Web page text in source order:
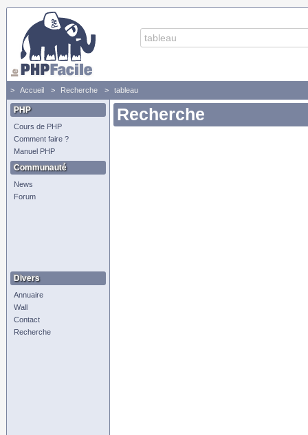
Accueil Recherche tableau
PHP
Cours de PHP
Comment faire ?
Manuel PHP
Communauté
News
Forum
Divers
Annuaire
Wall
Contact
Recherche
Recherche